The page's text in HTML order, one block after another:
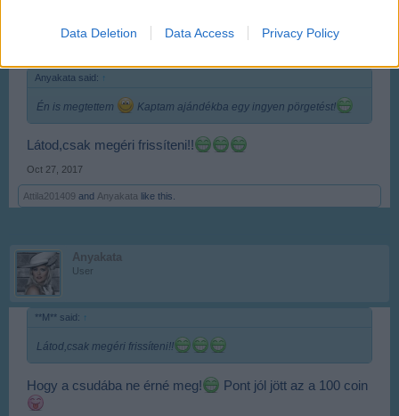
Data Deletion Data Access Privacy Policy
User
Anyakata said: ↑
Én is megtettem Kaptam ajándékba egy ingyen pörgetést!
Látod,csak megéri frissíteni!!
Oct 27, 2017
Attila201409 and Anyakata like this.
Anyakata
User
**M** said: ↑
Látod,csak megéri frissíteni!!
Hogy a csudába ne érné meg! Pont jól jött az a 100 coin